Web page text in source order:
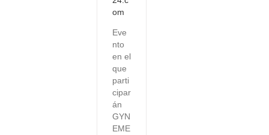
om
Eve
nto
en el
que
parti
cipar
án
GYN
EME